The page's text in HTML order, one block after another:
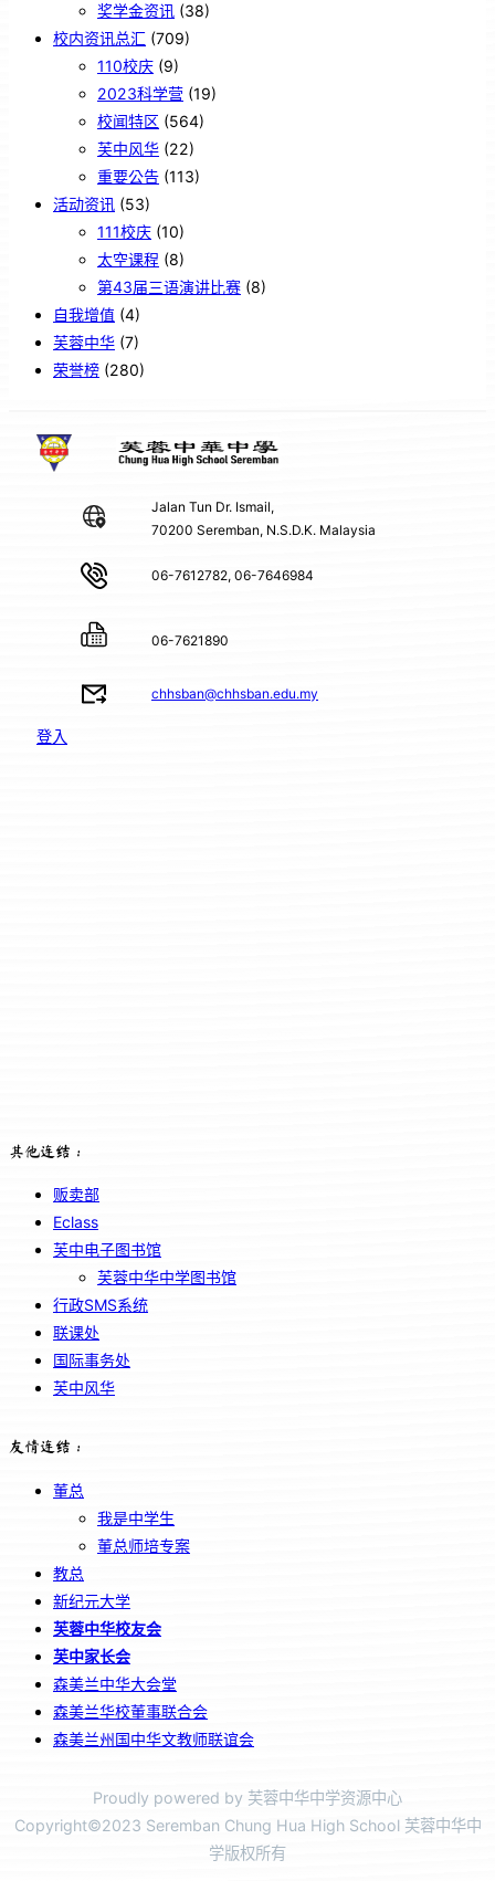
奖学金资讯 (38)
校内资讯总汇 (709)
110校庆 (9)
2023科学营 (19)
校闻特区 (564)
芙中风华 (22)
重要公告 (113)
活动资讯 (53)
111校庆 (10)
太空课程 (8)
第43届三语演讲比赛 (8)
自我增值 (4)
芙蓉中华 (7)
荣誉榜 (280)
Jalan Tun Dr. Ismail,
70200 Seremban, N.S.D.K. Malaysia
06-7612782, 06-7646984
06-7621890
chhsban@chhsban.edu.my
登入
其他连结：
贩卖部
Eclass
芙中电子图书馆
芙蓉中华中学图书馆
行政SMS系统
联课处
国际事务处
芙中风华
友情连结：
董总
我是中学生
董总师培专案
教总
新纪元大学
芙蓉中华校友会
芙中家长会
森美兰中华大会堂
森美兰华校董事联合会
森美兰州国中华文教师联谊会
Proudly powered by 芙蓉中华中学资源中心
Copyright©2023 Seremban Chung Hua High School 芙蓉中华中
学版权所有